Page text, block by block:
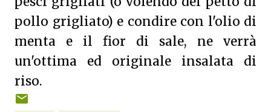
pollo grigliato) e condire con l'olio di
menta e il fior di sale, ne verrà
un'ottima ed originale insalata di
riso.